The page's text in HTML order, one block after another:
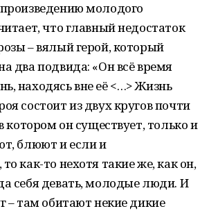
молодого
что главный недостаток
– вялый герой, который
два подвида: «Он всё время
находясь вне её <…> Жизнь
состоит из двух кругов почти
котором он существует, только и
блюют и если и
как-то нехотя такие же, как он,
себя девать, молодые люди. И
– там обитают некие дикие